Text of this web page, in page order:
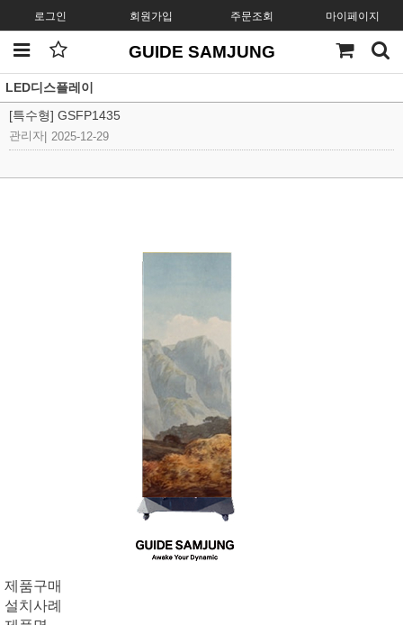
로그인 회원가입 주문조회 마이페이지
GUIDE SAMJUNG
LED디스플레이
[특수형] GSFP1435
관리자 2025-12-29
제품구매
설치사례